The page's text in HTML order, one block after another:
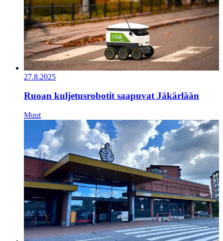
27.8.2025
Ruoan kuljetusrobotit saapuvat Jäkärlään
Muut